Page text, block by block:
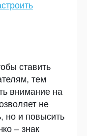
ставить
тем
внимание на
не
но и повысить
– знак